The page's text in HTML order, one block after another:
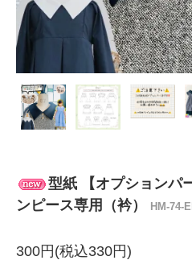
型紙 【オプションパ
ンピース専用（衿）
HM-74-
300円(税込330円)